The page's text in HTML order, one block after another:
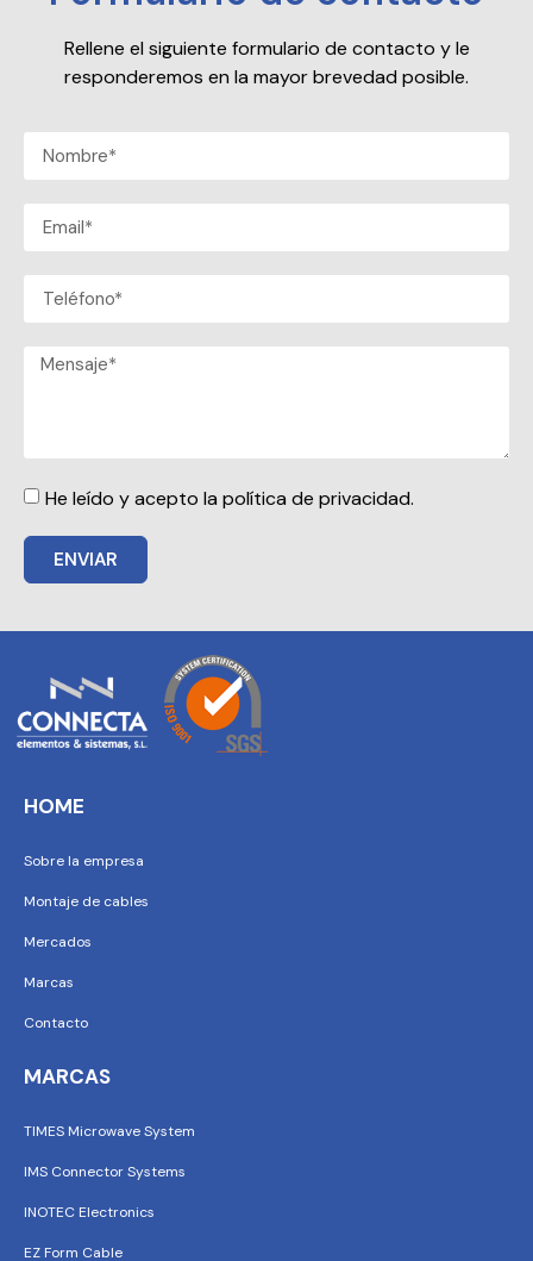
Rellene el siguiente formulario de contacto y le
responderemos en la mayor brevedad posible.
He leído y acepto la política de privacidad.
ENVIAR
HOME
Sobre la empresa
Montaje de cables
Mercados
Marcas
Contacto
MARCAS
TIMES Microwave System
IMS Connector Systems
INOTEC Electronics
EZ Form Cable